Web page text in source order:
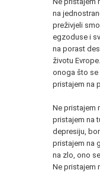
na
preživjeli
egzoduse i
na porast
životu
onoga što se
pristajem na
Ne pristajem
pristajem na
depresiju,
pristajem na
na zlo, ono
Ne pristajem